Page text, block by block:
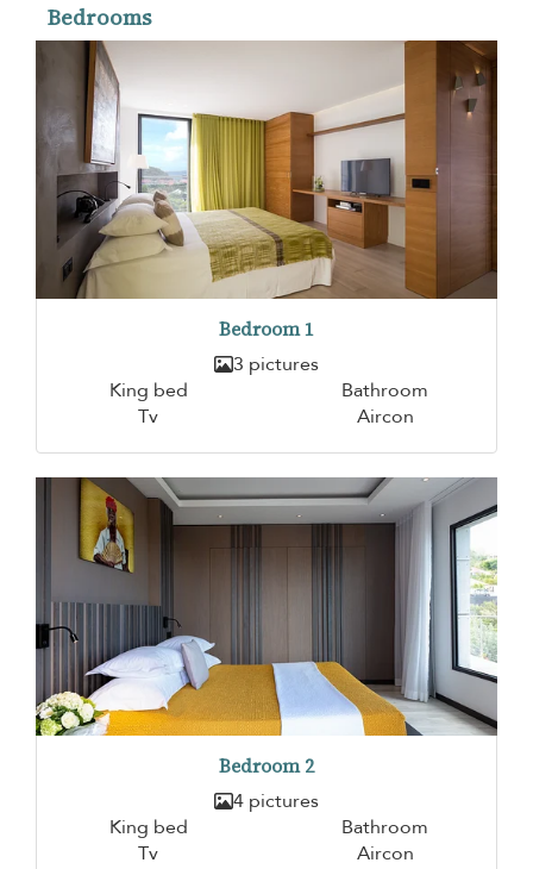
Bedrooms
Bedroom 1
3 pictures
King bed
Bathroom
Tv
Aircon
Bedroom 2
4 pictures
King bed
Bathroom
Tv
Aircon